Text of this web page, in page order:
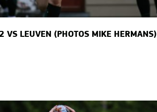
VS LEUVEN (PHOTOS MIKE HERMANS)